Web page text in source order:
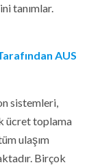
tanımlar.
AUS
sistemleri,
ücret toplama
ulaşım
Birçok